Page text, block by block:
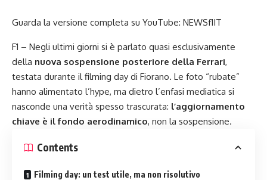
Guarda la versione completa su YouTube: NEWSf1IT
F1 – Negli ultimi giorni si è parlato quasi esclusivamente
della nuova sospensione posteriore della Ferrari,
testata durante ilfilming day di Fiorano. Le foto “rubate”
hanno alimentato l’hype, ma dietro l’enfasi mediatica si
nasconde una verità spesso trascurata: l’aggiornamento
chiave è il fondo aerodinamico, non la sospensione.
Contents
Filming day: un test utile, ma non risolutivo